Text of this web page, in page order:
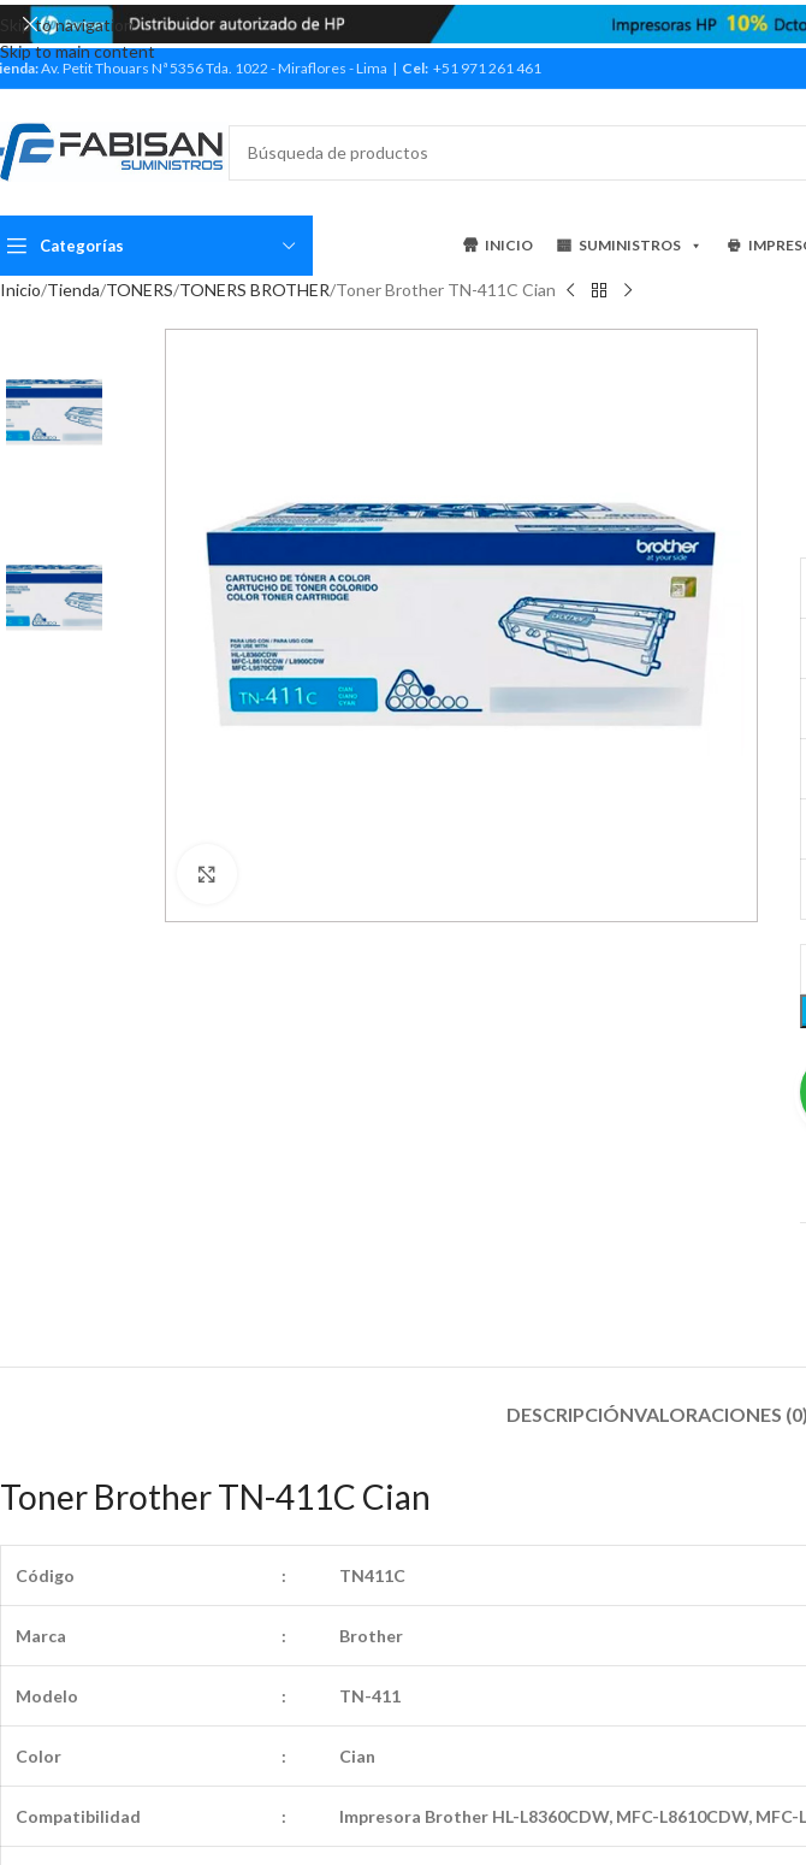
Skip to navigation
Skip to main content
Av. Petit Thouars Nª 5356 Tda. 1022 - Miraflores - Lima | Cel: +51 971 261 461
Categorías INICIO SUMINISTROS
Inicio Tienda TONERS TONERS BROTHER Toner Brother TN-411C Cian
DESCRIPCIÓNVALORACIONES (0)
Toner Brother TN-411C Cian
Código : TN411C
Marca : Brother
Modelo : TN-411
Color : Cian
Compatibilidad : Impresora Brother HL-L8360CDW, MFC-L8610CDW, MFC-